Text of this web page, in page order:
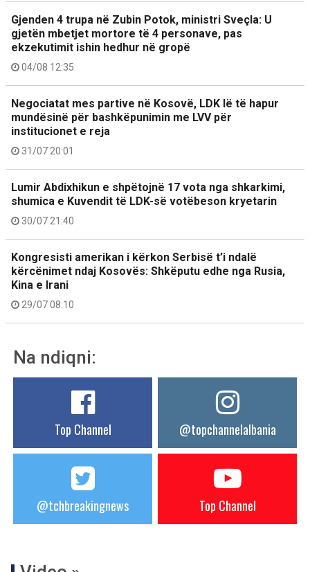
Gjenden 4 trupa në Zubin Potok, ministri Sveçla: U
gjetën mbetjet mortore të 4 personave, pas
ekzekutimit ishin hedhur në gropë
04/08 12:35
Negociatat mes partive në Kosovë, LDK lë të hapur
mundësinë për bashkëpunimin me LVV për
institucionet e reja
31/07 20:01
Lumir Abdixhikun e shpëtojnë 17 vota nga shkarkimi,
shumica e Kuvendit të LDK-së votëbeson kryetarin
30/07 21:40
Kongresisti amerikan i kërkon Serbisë t’i ndalë
kërcënimet ndaj Kosovës: Shkëputu edhe nga Rusia,
Kina e Irani
29/07 08:10
Na ndiqni:
Top Channel @topchannelalbania
@tchbreakingnews Top Channel